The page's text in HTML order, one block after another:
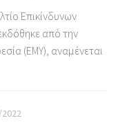
Επικίνδυνων
από την
(ΕΜΥ), αναμένεται